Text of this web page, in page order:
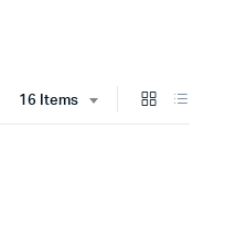
16 Items